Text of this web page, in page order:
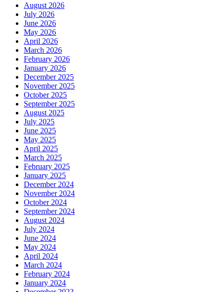
August 2026
July 2026
June 2026
May 2026
April 2026
March 2026
February 2026
January 2026
December 2025
November 2025
October 2025
September 2025
August 2025
July 2025
June 2025
May 2025
April 2025
March 2025
February 2025
January 2025
December 2024
November 2024
October 2024
September 2024
August 2024
July 2024
June 2024
May 2024
April 2024
March 2024
February 2024
January 2024